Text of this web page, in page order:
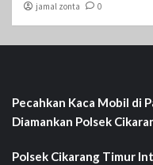
jamal zonta 0
Pecahkan Kaca Mobil di
Diamankan Polsek
Polsek Cikarang Timur